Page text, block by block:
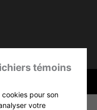
témoins
pour son
votre